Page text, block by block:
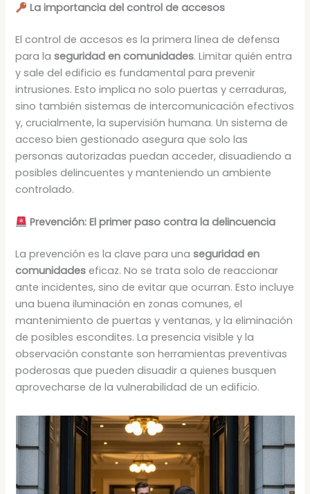
La importancia del control de accesos
El control de accesos es la primera línea de defensa
para laseguridad en comunidades. Limitar quién entra
y sale del edificio es fundamental para prevenir
intrusiones. Esto implica no solo puertas y cerraduras,
sino también sistemas de intercomunicación efectivos
y, crucialmente, la supervisión humana. Un sistema de
acceso bien gestionado asegura que solo las
personas autorizadas puedan acceder, disuadiendo a
posibles delincuentes y manteniendo un ambiente
controlado.
Prevención: El primer paso contra la delincuencia
La prevención es la clave para unaseguridad en
comunidades eficaz. No se trata solo de reaccionar
ante incidentes, sino de evitar que ocurran. Esto incluye
una buena iluminación en zonas comunes, el
mantenimiento de puertas y ventanas, y la eliminación
de posibles escondites. La presencia visible y la
observación constante son herramientas preventivas
poderosas que pueden disuadir a quienes busquen
aprovecharse de la vulnerabilidad de un edificio.